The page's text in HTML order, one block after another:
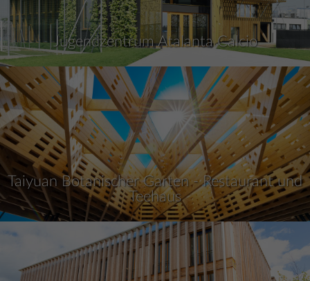
Jugendzentrum Atalanta Calcio
Taiyuan Botanischer Garten - Restaurant und
Teehaus